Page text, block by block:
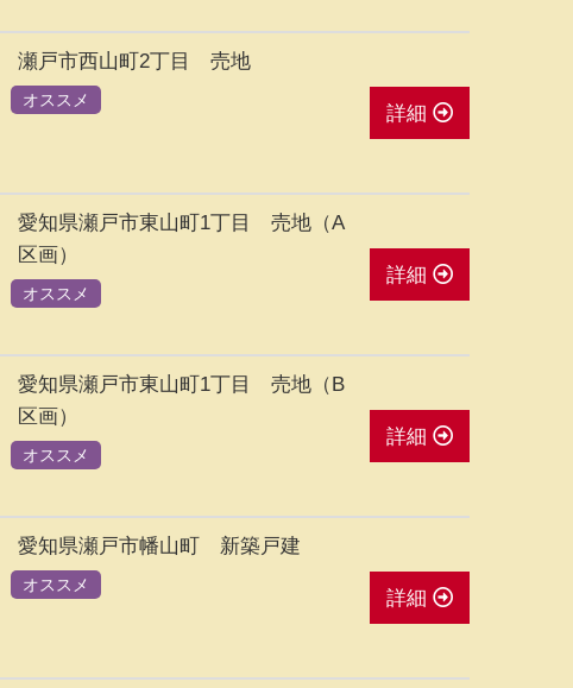
瀬戸市西山町2丁目 売地
オススメ
詳細
愛知県瀬戸市東山町1丁目 売地（A
区画）
オススメ
詳細
愛知県瀬戸市東山町1丁目 売地（B
区画）
オススメ
詳細
愛知県瀬戸市幡山町 新築戸建
オススメ
詳細